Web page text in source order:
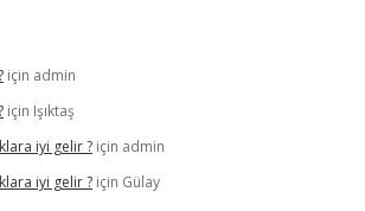
için admin
için Işıktaş
iyi gelir ? için admin
iyi gelir ? için Gülay